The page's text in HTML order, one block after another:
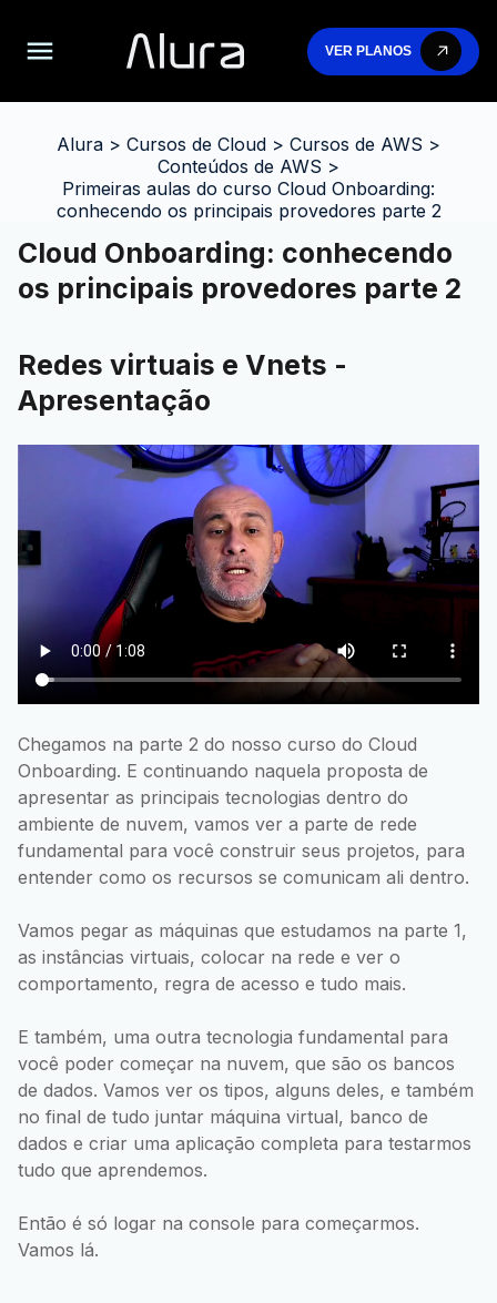
VER PLANOS
Alura > Cursos de Cloud > Cursos de AWS >
Conteúdos de AWS >
Primeiras aulas do curso Cloud Onboarding:
conhecendo os principais provedores parte 2
Cloud Onboarding: conhecendo
os principais provedores parte 2
Redes virtuais e Vnets -
Apresentação
Chegamos na parte 2 do nosso curso do Cloud
Onboarding. E continuando naquela proposta de
apresentar as principais tecnologias dentro do
ambiente de nuvem, vamos ver a parte de rede
fundamental para você construir seus projetos, para
entender como os recursos se comunicam ali dentro.
Vamos pegar as máquinas que estudamos na parte 1,
as instâncias virtuais, colocar na rede e ver o
comportamento, regra de acesso e tudo mais.
E também, uma outra tecnologia fundamental para
você poder começar na nuvem, que são os bancos
de dados. Vamos ver os tipos, alguns deles, e também
no final de tudo juntar máquina virtual, banco de
dados e criar uma aplicação completa para testarmos
tudo que aprendemos.
Então é só logar na console para começarmos.
Vamos lá.